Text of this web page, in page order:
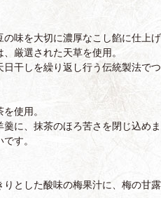
味を大切に濃厚なこし餡に仕上げ
厳選された天草を使用。
干しを繰り返し行う伝統製法で
使用。
に、抹茶のほろ苦さを閉じ込めま
す。
とした酸味の梅果汁に、梅の甘